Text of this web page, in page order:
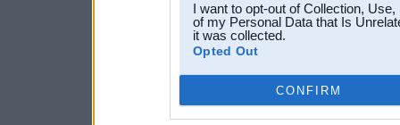
I want to opt-out of Collection,
of my Personal Data that Is
it was collected.
Opted Out
CONFIRM